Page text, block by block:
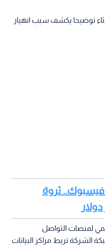
توضيحا يكشف سبب انهيار
فيسبوك.. ثروة
لمنصات التواصل
الشركة تربط مراكز البيانات